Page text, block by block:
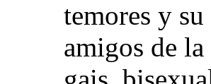
temores y
amigos de